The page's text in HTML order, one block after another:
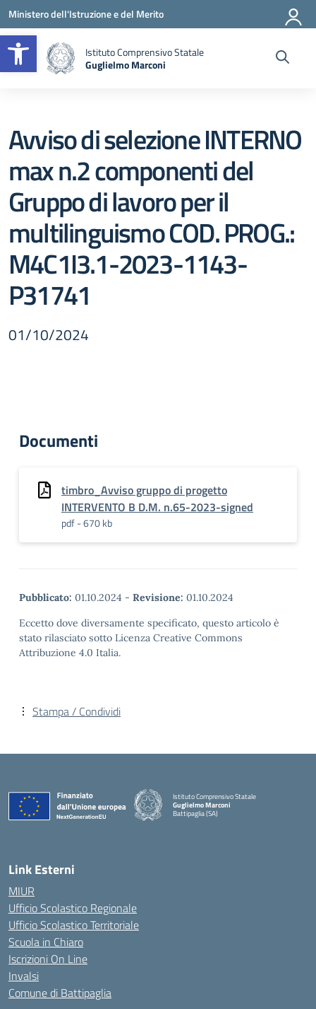
Apri la barra degli strumenti
Vai ai contenuti
Vai al menu di navigazione
Vai al footer
Ministero dell'Istruzione e del Merito
Istituto Comprensivo Statale
Guglielmo Marconi
— Visita la pagina iniziale della scuola
Avviso di selezione INTERNO
max n.2 componenti del
Gruppo di lavoro per il
multilinguismo COD. PROG.:
M4C1I3.1-2023-1143-
P31741
01/10/2024
Documenti
timbro_Avviso gruppo di progetto
INTERVENTO B D.M. n.65-2023-signed
pdf - 670 kb
Pubblicato: 01.10.2024 - Revisione: 01.10.2024
Eccetto dove diversamente specificato, questo articolo è
stato rilasciato sotto Licenza Creative Commons
Attribuzione 4.0 Italia.
Stampa / Condividi
Istituto Comprensivo Statale
Guglielmo Marconi
Battipaglia (SA)
— Visita la pagina iniziale della scuola
Link Esterni
MIUR
Ufficio Scolastico Regionale
Ufficio Scolastico Territoriale
Scuola in Chiaro
Iscrizioni On Line
Invalsi
Comune di Battipaglia